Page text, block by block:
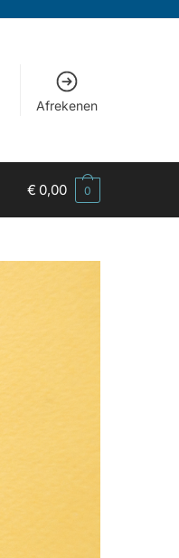
Afrekenen
€ 0,00 0